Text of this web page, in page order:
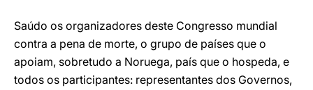
Saúdo os organizadores deste Congresso mundial
contra a pena de morte, o grupo de países que o
apoiam, sobretudo a Noruega, país que o hospeda, e
todos os participantes: representantes dos Governos,